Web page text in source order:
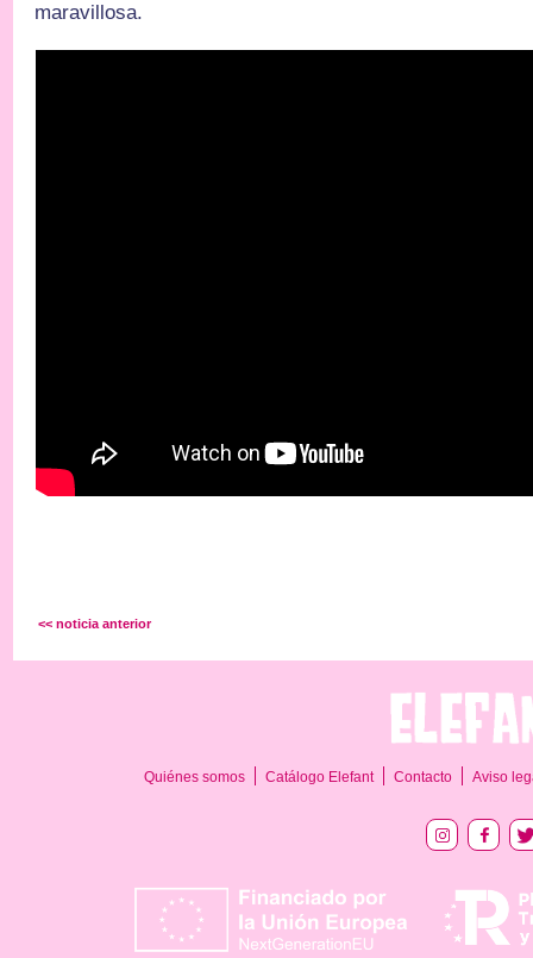
maravillosa.
<< noticia anterior
Quiénes somos Catálogo Elefant Contacto Aviso